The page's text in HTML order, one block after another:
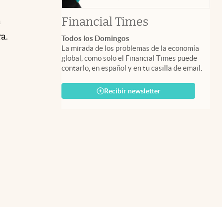
Financial Timesabre en
Todos los Domingos
La mirada de los problemas de la economía
global, como solo el Financial Times puede
contarlo, en español y en tu casilla de email.
Recibir newsletter